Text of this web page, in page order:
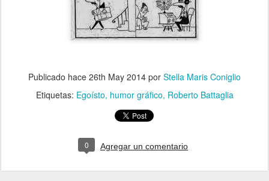
Publicado hace 26th May 2014 por Stella Maris Coniglio
Etiquetas: Egoísto humor gráfico Roberto Battaglia
0 Agregar un comentario